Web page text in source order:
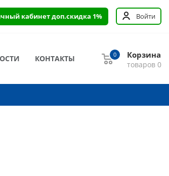
кабинет доп.скидка 1% Войти
КОНТАКТЫ Корзина
товаров 0
0